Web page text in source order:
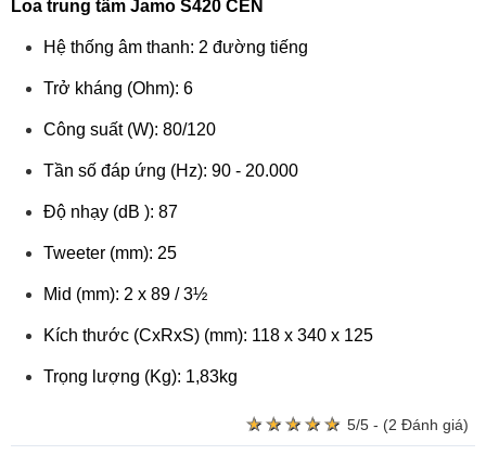
Loa trung tầm Jamo S420 CEN
Hệ thống âm thanh: 2 đường tiếng
Trở kháng (Ohm): 6
Công suất (W): 80/120
Tần số đáp ứng (Hz): 90 - 20.000
Độ nhạy (dB ): 87
Tweeter (mm): 25
Mid (mm): 2 x 89 / 3½
Kích thước (CxRxS) (mm): 118 x 340 x 125
Trọng lượng (Kg): 1,83kg
★ ★ ★ ★ ★
★ ★ ★ ★ ★ 5/5 - (2 Đánh giá)